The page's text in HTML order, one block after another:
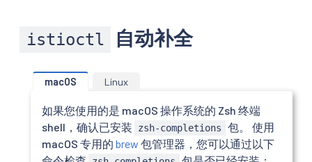
istioctl 自动补全
macOS Linux
如果您使用的是 macOS 操作系统的 Zsh 终端
shell，确认已安装
zsh-completions
包。 使用
macOS 专用的 brew 包管理器，您可以通过以下